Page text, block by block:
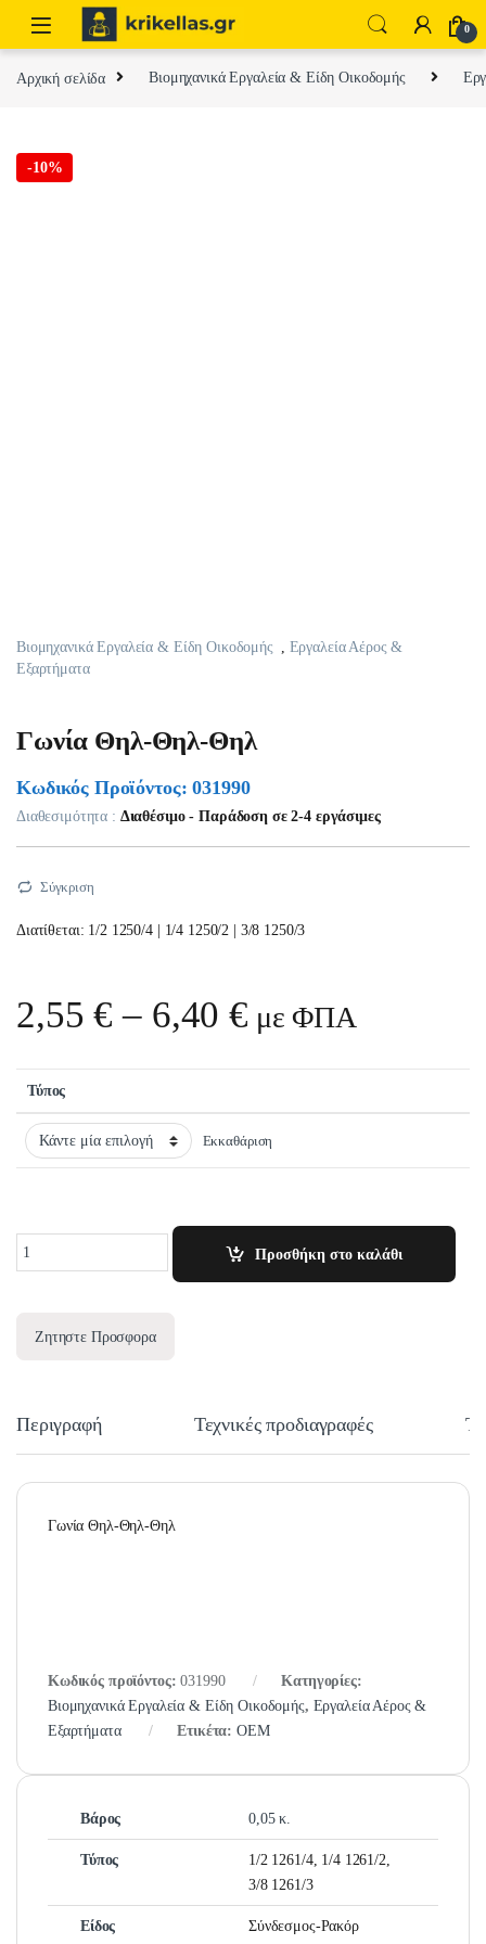
Skip to navigation
Skip to content
0
Αρχική σελίδα Βιομηχανικά Εργαλεία & Είδη Οικοδομής
-10%
Βιομηχανικά Εργαλεία & Είδη Οικοδομής
Εργαλεία Αέρος &
Εξαρτήματα
Γωνία Θηλ-Θηλ-Θηλ
Κωδικός Προϊόντος: 031990
Διαθεσιμότητα : Διαθέσιμο - Παράδοση σε 2-4 εργάσιμες
Σύγκριση
Διατίθεται: 1/2 1250/4| 1/4 1250/2 | 3/8 1250/3
2,55€ – 6,40€ Price range:
με ΦΠΑ
Τύπος
Εκκαθάριση
Προσθήκη στο καλάθι
Ζητηστε Προσφορα
Περιγραφή Τεχνικές προδιαγραφές
Γωνία Θηλ-Θηλ-Θηλ
Κωδικός προϊόντος:031990
Κατηγορίες:
Βιομηχανικά Εργαλεία & Είδη Οικοδομής, Εργαλεία Αέρος &
Εξαρτήματα
Ετικέτα:OEM
Βάρος 0,05 κ.
Τύπος
1/2 1261/4, 1/4 1261/2,
3/8 1261/3
Είδος Σύνδεσμος-Ρακόρ